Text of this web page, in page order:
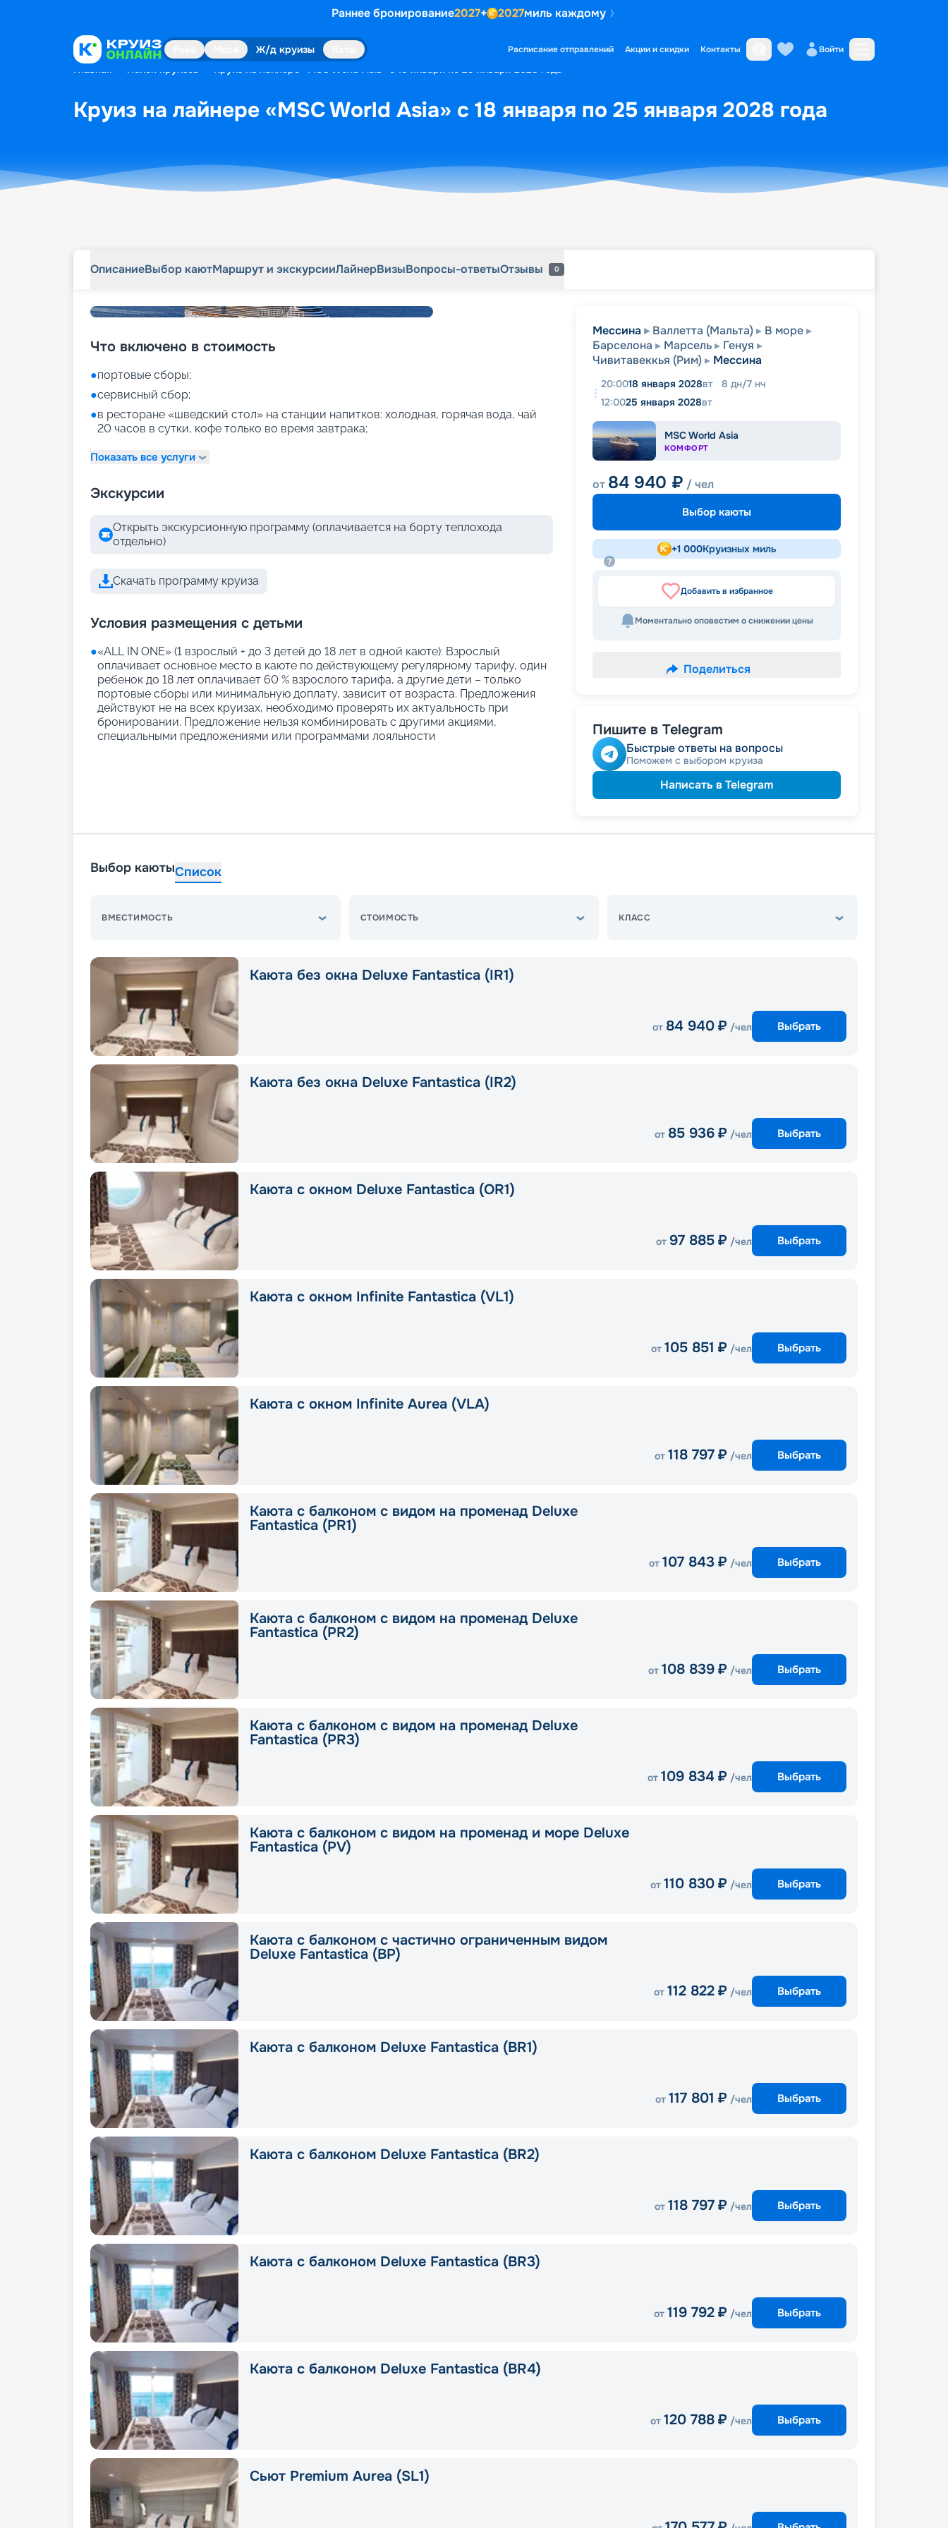
Раннее бронирование2027+ 2027миль каждому
Ж/д круизы Расписание отправлений Акции и скидки Контакты Войти
Главная Поиск круизов Круиз на лайнере «MSC World Asia» с 18 января по 25 января 2028 года
Круиз на лайнере «MSC World Asia» с 18 января по 25 января 2028 года
ОписаниеВыбор каютМаршрут и экскурсииЛайнерВизыВопросы-ответыОтзывы 0
Что включено в стоимость
●портовые сборы;
●сервисный сбор;
●в ресторане «шведский стол» на станции напитков: холодная, горячая вода, чай
20 часов в сутки, кофе только во время завтрака;
Показать все услуги
Экскурсии
Открыть экскурсионную программу (оплачивается на борту теплохода
отдельно)
Скачать программу круиза
Условия размещения с детьми
●«АLL IN ONE» (1 взрослый + до 3 детей до 18 лет в одной каюте): Взрослый
оплачивает основное место в каюте по действующему регулярному тарифу, один
ребенок до 18 лет оплачивает 60 % взрослого тарифа, а другие дети – только
портовые сборы или минимальную доплату, зависит от возраста. Предложения
действуют не на всех круизах, необходимо проверять их актуальность при
бронировании. Предложение нельзя комбинировать с другими акциями,
специальными предложениями или программами лояльности
Мессина Валлетта (Мальта)
В море
Барселона
Марсель
Генуя
Чивитавеккья (Рим)
Мессина
20:0018 января 2028вт 8 дн/7 нч
12:0025 января 2028вт
MSC World Asia
КОМФОРТ
от 84 940 ₽ / чел
Выбор каюты
+1 000Круизных миль
Добавить в избранное
Моментально оповестим о снижении цены
Поделиться
Пишите в Telegram
Быстрые ответы на вопросы
Поможем с выбором круиза
Написать в Telegram
Выбор каютыСписок
ВМЕСТИМОСТЬ СТОИМОСТЬ КЛАСС
Каюта без окна Deluxe Fantastica (IR1)
от 84 940 ₽ /чел Выбрать
Каюта без окна Deluxe Fantastica (IR2)
от 85 936 ₽ /чел Выбрать
Каюта с окном Deluxe Fantastica (OR1)
от 97 885 ₽ /чел Выбрать
Каюта с окном Infinite Fantastica (VL1)
от 105 851 ₽ /чел Выбрать
Каюта с окном Infinite Aurea (VLA)
от 118 797 ₽ /чел Выбрать
Каюта с балконом с видом на променад Deluxe
Fantastica (PR1)
от 107 843 ₽ /чел Выбрать
Каюта с балконом с видом на променад Deluxe
Fantastica (PR2)
от 108 839 ₽ /чел Выбрать
Каюта с балконом с видом на променад Deluxe
Fantastica (PR3)
от 109 834 ₽ /чел Выбрать
Каюта с балконом с видом на променад и море Deluxe
Fantastica (PV)
от 110 830 ₽ /чел Выбрать
Каюта с балконом с частично ограниченным видом
Deluxe Fantastica (BP)
от 112 822 ₽ /чел Выбрать
Каюта с балконом Deluxe Fantastica (BR1)
от 117 801 ₽ /чел Выбрать
Каюта с балконом Deluxe Fantastica (BR2)
от 118 797 ₽ /чел Выбрать
Каюта с балконом Deluxe Fantastica (BR3)
от 119 792 ₽ /чел Выбрать
Каюта с балконом Deluxe Fantastica (BR4)
от 120 788 ₽ /чел Выбрать
Сьют Premium Aurea (SL1)